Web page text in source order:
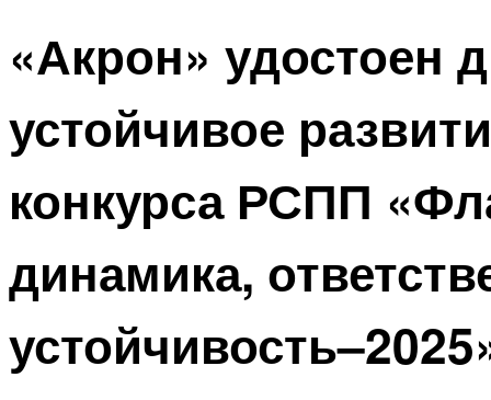
«Акрон» удостоен
устойчивое
конкурса РСПП
динамика,